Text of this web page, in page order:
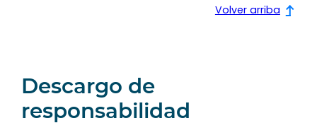
Volver arriba
Descargo de
responsabilidad